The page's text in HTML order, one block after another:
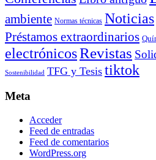
ambiente Normas técnicas Noticias
Préstamos extraordinarios
electrónicosRevistas
Sostenibilidad TFG y Tesis tiktok
Meta
Acceder
Feed de entradas
Feed de comentarios
WordPress.org